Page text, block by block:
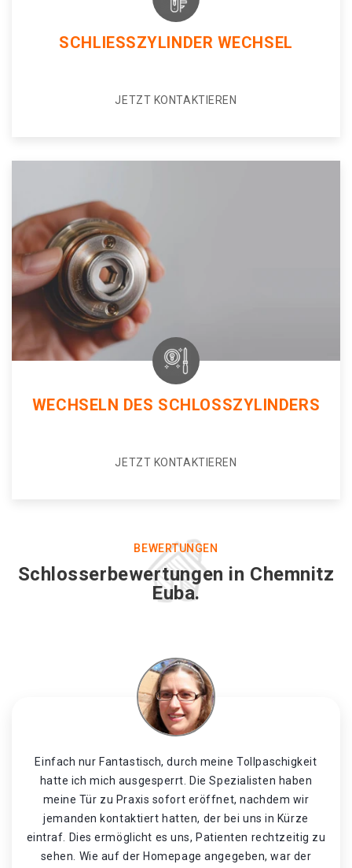
SCHLIESSZYLINDER WECHSEL
JETZT KONTAKTIEREN
WECHSELN DES SCHLOSSZYLINDERS
JETZT KONTAKTIEREN
BEWERTUNGEN
Schlosserbewertungen in Chemnitz
Euba.
Einfach nur Fantastisch, durch meine Tollpaschigkeit
hatte ich mich ausgesperrt. Die Spezialisten haben
meine Tür zu Praxis sofort eröffnet, nachdem wir
jemanden kontaktiert hatten, der bei uns in Kürze
eintraf. Dies ermöglicht es uns, Patienten rechtzeitig zu
sehen. Wie auf der Homepage angegeben, war der